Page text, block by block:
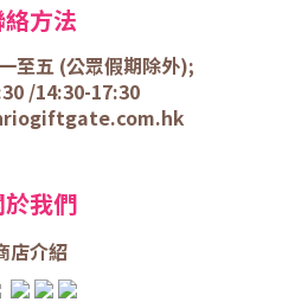
方法
至五 (公眾假期除外);
/14:30-17:30
於我們
店介紹